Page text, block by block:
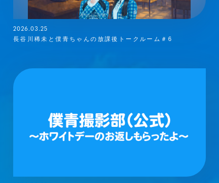
2026.03.25
長谷川稀未と僕青ちゃんの放課後トークルーム＃6